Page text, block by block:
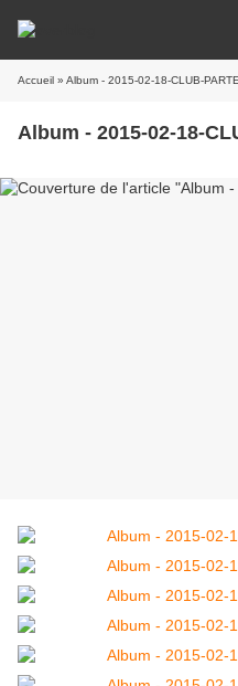
Accueil » Album - 2015-02-18-CLUB-
Album - 2015-02-18-